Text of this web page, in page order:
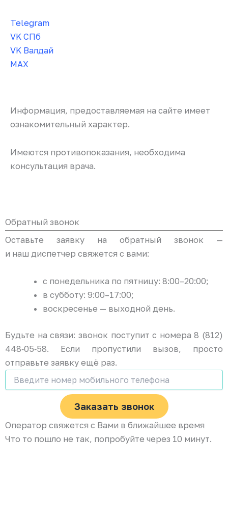
Telegram
VK СПб
VK Валдай
MAX
Информация, предоставляемая на сайте имеет
ознакомительный характер.
Имеются противопоказания, необходима
консультация врача.
Обратный звонок
Оставьте заявку на обратный звонок —
и наш диспетчер свяжется с вами:
с понедельника по пятницу: 8:00–20:00;
в субботу: 9:00–17:00;
воскресенье — выходной день.
Будьте на связи: звонок поступит с номера 8 (812)
448‑05‑58. Если пропустили вызов, просто
отправьте заявку ещё раз.
Заказать звонок
Оператор свяжется с Вами в ближайшее время
Что то пошло не так, попробуйте через 10 минут.